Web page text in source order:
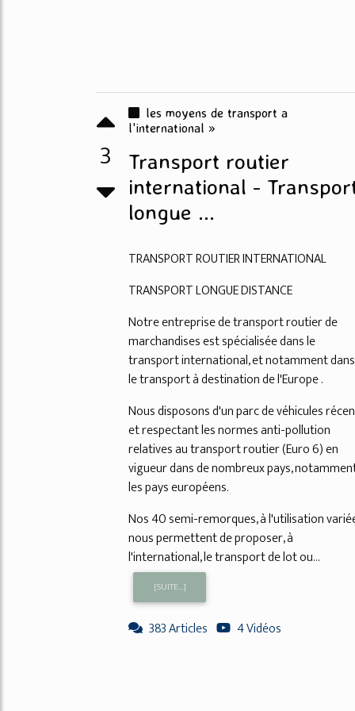
3
les moyens de transport a
l'international »
Transport routier
international -
longue ...
TRANSPORT ROUTIER INTERNATIONAL
TRANSPORT LONGUE DISTANCE
Notre entreprise de transport routier de
marchandises est spécialisée dans le
transport international, et notamment dans
le transport à destination de l'Europe .
Nous disposons d'un parc de véhicules
et respectant les normes anti-pollution
relatives au transport routier (Euro 6) en
vigueur dans de nombreux pays,
les pays européens.
Nos 40 semi-remorques, à l'utilisation
nous permettent de proposer, à
l'international, le transport de lot ou...
[SUITE...]
383 Articles 4 Vidéos